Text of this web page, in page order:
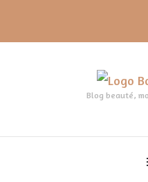
Blog beauté,